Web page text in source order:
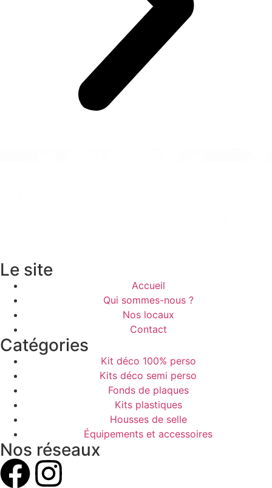
Le site
Accueil
Qui sommes-nous ?
Nos locaux
Contact
Catégories
Kit déco 100% perso
Kits déco semi perso
Fonds de plaques
Kits plastiques
Housses de selle
Équipements et accessoires
Nos réseaux